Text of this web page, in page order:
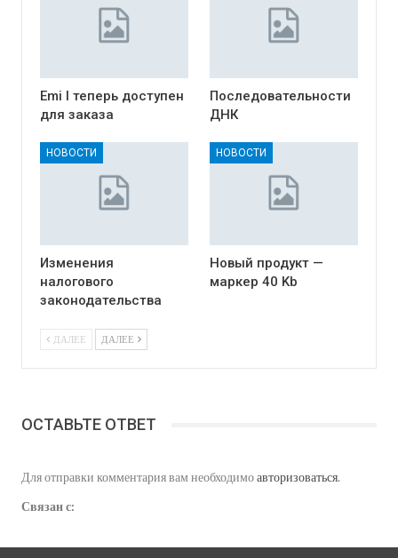
Emi I теперь доступен
для заказа
Последовательности
ДНК
НОВОСТИ
Изменения
налогового
законодательства
НОВОСТИ
Новый продукт —
маркер 40 Kb
ДАЛЕЕ ДАЛЕЕ
ОСТАВЬТЕ ОТВЕТ
Для отправки комментария вам необходимоавторизоваться.
Связан с: